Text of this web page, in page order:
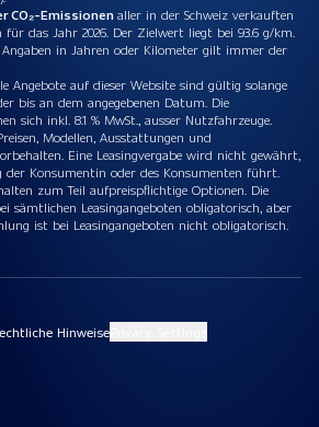
CO₂-Emissionenaller in der Schweiz verkauften
für das Jahr 2026. Der Zielwert liegt bei 93.6 g/km.
Angaben in Jahren oder Kilometer gilt immer der
Angebote auf dieser Website sind gültig solange
bis an dem angegebenen Datum. Die
sich inkl. 8.1 % MwSt., ausser Nutzfahrzeuge.
Modellen, Ausstattungen und
Eine Leasingvergabe wird nicht gewährt,
der Konsumentin oder des Konsumenten führt.
zum Teil aufpreispflichtige Optionen. Die
sämtlichen Leasingangeboten obligatorisch, aber
ist bei Leasingangeboten nicht obligatorisch.
Hinweise